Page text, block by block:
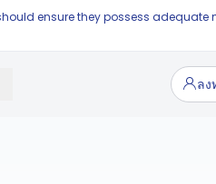
ensure they possess
ลง